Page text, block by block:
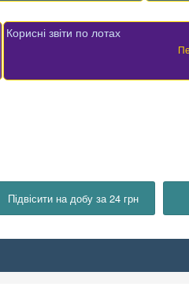
Корисні звіти по лотах
Підвісити на добу за 24 грн